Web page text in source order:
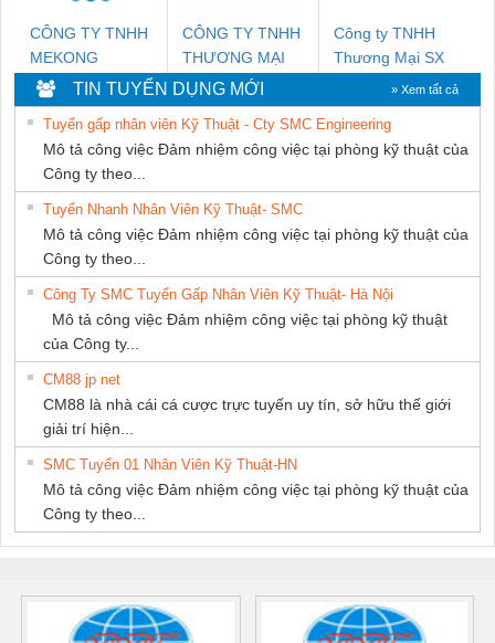
CÔNG TY TNHH
MEKONG
MARINE SUPPLY
CÔNG TY TNHH
THƯƠNG MẠI
DỊCH VỤ KỸ
THUẬT ĐIỆN CƠ
GIA HƯNG
PHÁT
Công ty TNHH
Thương Mại SX
TIN TUYỂN DỤNG MỚI » Xem tất cả
Tuyển gấp nhân viên Kỹ Thuật - Cty SMC Engineering
Mô tả công việc Đảm nhiệm công việc tại phòng kỹ thuật của
Công ty theo...
Tuyển Nhanh Nhân Viên Kỹ Thuật- SMC
Mô tả công việc Đảm nhiệm công việc tại phòng kỹ thuật của
Công ty theo...
Công Ty SMC Tuyển Gấp Nhân Viên Kỹ Thuật- Hà Nội
Mô tả công việc Đảm nhiệm công việc tại phòng kỹ thuật
của Công ty...
CM88 jp net
CM88 là nhà cái cá cược trực tuyến uy tín, sở hữu thế giới
giải trí hiện...
SMC Tuyển 01 Nhân Viên Kỹ Thuật-HN
Mô tả công việc Đảm nhiệm công việc tại phòng kỹ thuật của
Công ty theo...